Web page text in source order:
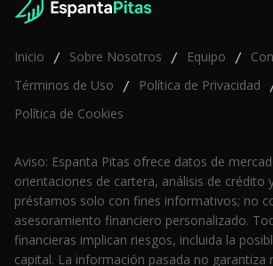
Inicio / Sobre Nosotros / Equipo /
Términos de Uso / Política de Privacidad
Política de Cookies
Aviso: Espanta Pitas ofrece datos de
orientaciones de cartera, análisis de crédito
préstamos solo con fines informativos; no
asesoramiento financiero personalizado.
financieras implican riesgos, incluida la
capital. La información pasada no garantiza